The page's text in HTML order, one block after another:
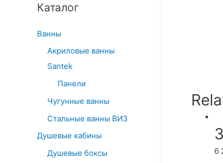
Каталог
Ванны
Акриловые ванны
Santek
Панели
Чугунные ванны
Стальные ванны ВИЗ
Душевые кабины
Душевые боксы
6